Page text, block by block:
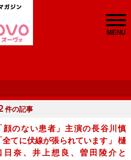
MENU
件の記事
顔のない患者」主演の長谷川慎
全てに伏線が張られています」 樋
日奈、井上想良、曽田陵介と